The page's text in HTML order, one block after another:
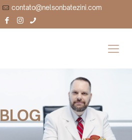
contato@nelsonbatezini.com
BLOG